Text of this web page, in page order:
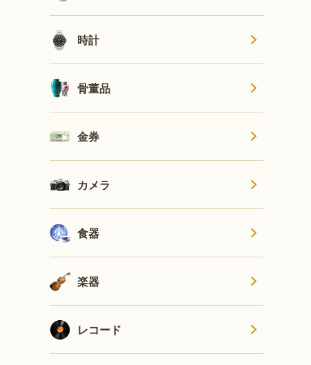
時計
骨董品
金券
カメラ
食器
楽器
レコード